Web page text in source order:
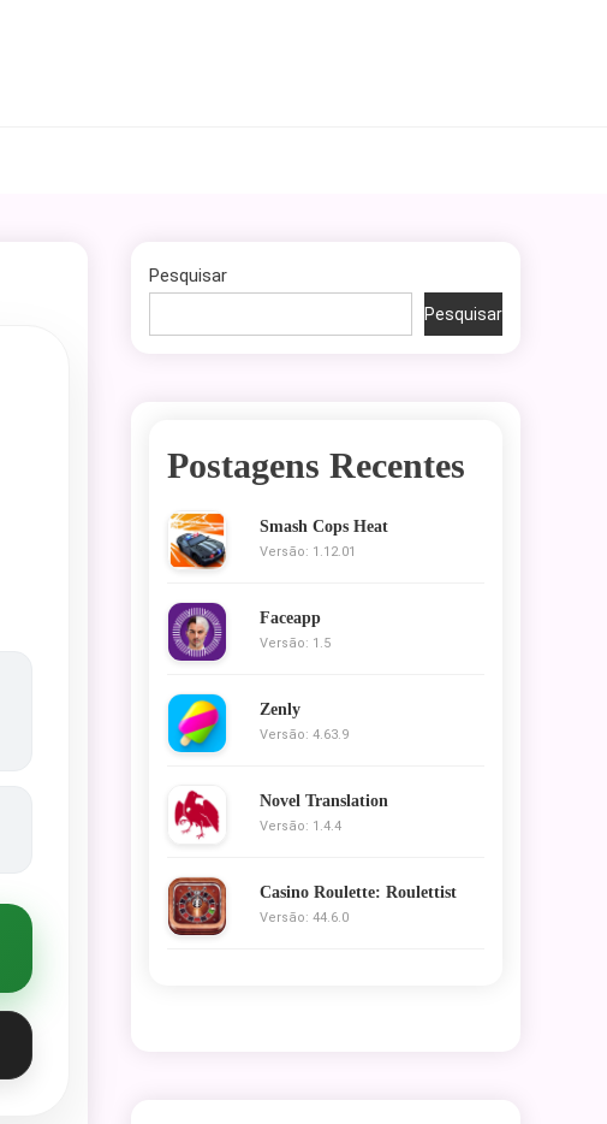
Pesquisar
Pesquisar
Postagens Recentes
Smash Cops Heat
Versão: 1.12.01
Faceapp
Versão: 1.5
Zenly
Versão: 4.63.9
Novel Translation
Versão: 1.4.4
Casino Roulette: Roulettist
Versão: 44.6.0